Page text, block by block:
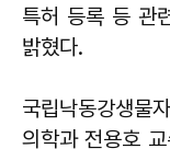
특허 등록 등 관
밝혔다.
국립낙동강생물
의학과 전용호